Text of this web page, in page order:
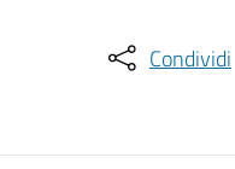
Condividi